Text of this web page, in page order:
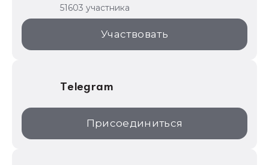
1С:Торговая площадка
51603 участника
Участвовать
Telegram
Присоединиться